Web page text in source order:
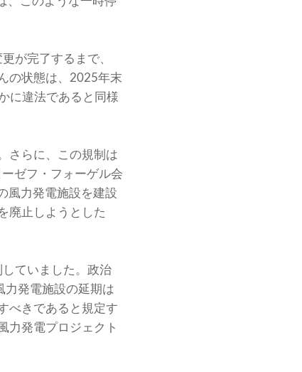
が完了するまで、
の状態は、2025年末
に違法であると同様
さらに、この規制は
ゼフ・フォーゲル会
風力発電施設を建設
廃止しようとした
ていました。政治
力発電施設の延期は
べきであると規定す
力発電プロジェクト